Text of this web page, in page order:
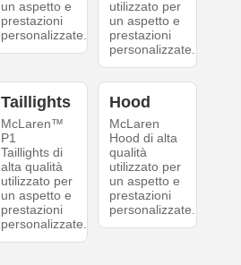
un aspetto e
prestazioni
personalizzate.
utilizzato per
un aspetto e
prestazioni
personalizzate.
Taillights
McLaren™
P1
Taillights di
alta qualità
utilizzato per
un aspetto e
prestazioni
personalizzate.
Hood
McLaren
Hood di alta
qualità
utilizzato per
un aspetto e
prestazioni
personalizzate.